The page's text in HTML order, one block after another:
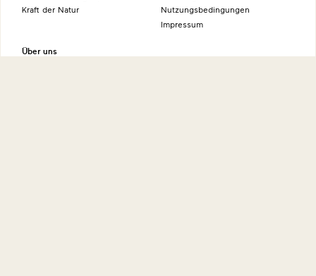
Kraft der Natur
Über uns
Nutzungsbedingungen
Impressum